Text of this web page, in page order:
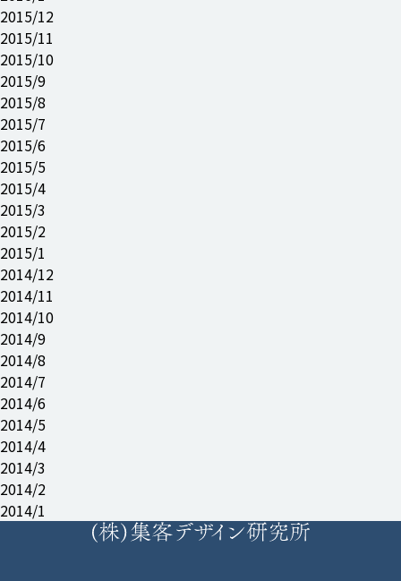
2015/12
2015/11
2015/10
2015/9
2015/8
2015/7
2015/6
2015/5
2015/4
2015/3
2015/2
2015/1
2014/12
2014/11
2014/10
2014/9
2014/8
2014/7
2014/6
2014/5
2014/4
2014/3
2014/2
2014/1